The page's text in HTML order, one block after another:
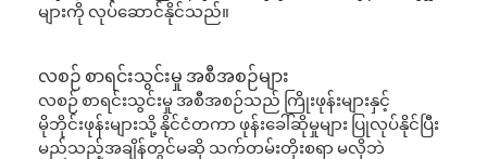
များကို လုပ်ဆောင်နိုင်သည်။
လစဉ် စာရင်းသွင်းမှု အစီအစဉ်များ
လစဉ် စာရင်းသွင်းမှု အစီအစဉ်သည် ကြိုးဖုန်းများနှင့်
မိုဘိုင်းဖုန်းများသို့ နိုင်ငံတကာ ဖုန်းခေါ်ဆိုမှုများ ပြုလုပ်နိုင်ပြီး
မည်သည့်အချိန်တွင်မဆို သက်တမ်းတိုးစရာ မလိုဘဲ